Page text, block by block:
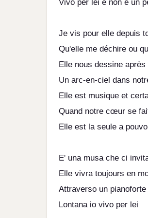
Vivo per lei e non è un
Je vis pour elle depuis
Qu'elle me déchire ou
Elle nous dessine après
Un arc-en-ciel dans
Elle est musique et
Quand notre cœur se
Elle est la seule а
E' una musa che ci
Elle vivra toujours en
Attraverso un
Lontana io vivo per lei